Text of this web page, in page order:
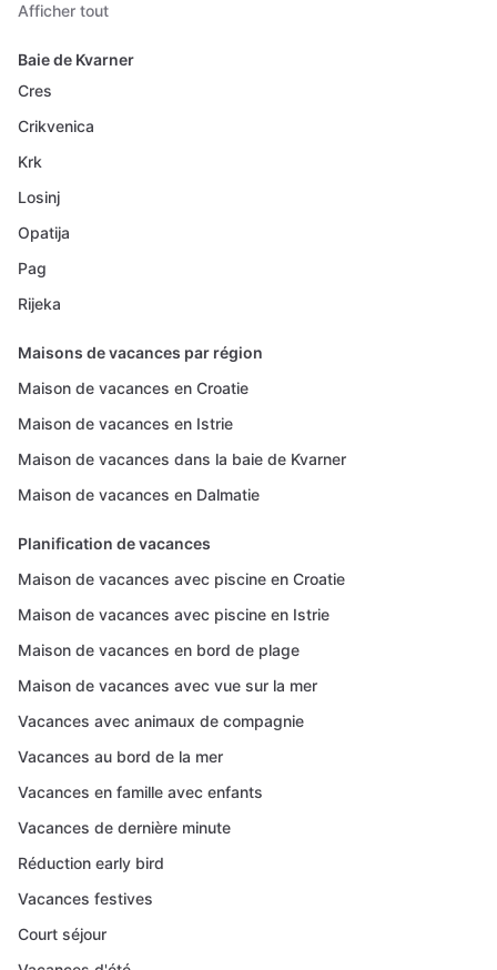
Afficher tout
Baie de Kvarner
Cres
Crikvenica
Krk
Losinj
Opatija
Pag
Rijeka
Maisons de vacances par région
Maison de vacances en Croatie
Maison de vacances en Istrie
Maison de vacances dans la baie de Kvarner
Maison de vacances en Dalmatie
Planification de vacances
Maison de vacances avec piscine en Croatie
Maison de vacances avec piscine en Istrie
Maison de vacances en bord de plage
Maison de vacances avec vue sur la mer
Vacances avec animaux de compagnie
Vacances au bord de la mer
Vacances en famille avec enfants
Vacances de dernière minute
Réduction early bird
Vacances festives
Court séjour